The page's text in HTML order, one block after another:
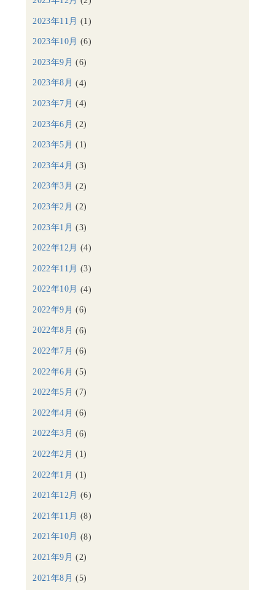
2023年11月 (1)
2023年10月 (6)
2023年9月 (6)
2023年8月 (4)
2023年7月 (4)
2023年6月 (2)
2023年5月 (1)
2023年4月 (3)
2023年3月 (2)
2023年2月 (2)
2023年1月 (3)
2022年12月 (4)
2022年11月 (3)
2022年10月 (4)
2022年9月 (6)
2022年8月 (6)
2022年7月 (6)
2022年6月 (5)
2022年5月 (7)
2022年4月 (6)
2022年3月 (6)
2022年2月 (1)
2022年1月 (1)
2021年12月 (6)
2021年11月 (8)
2021年10月 (8)
2021年9月 (2)
2021年8月 (5)